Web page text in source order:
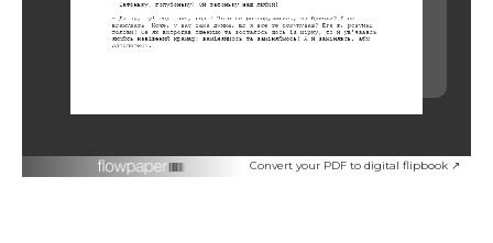
Convert your PDF to digital flipbook ↗